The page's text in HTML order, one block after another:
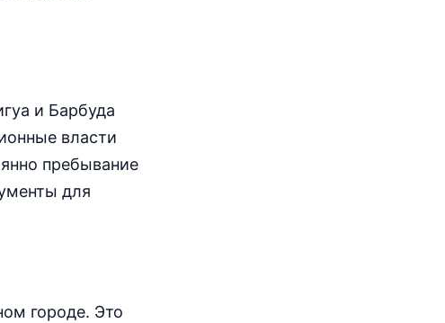
и Барбуда
власти
пребывание
для
городе. Это